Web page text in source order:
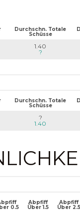
Durchschn. Totale
Schüsse
1.40
?
Durchschn. Totale
Schüsse
?
1.40
0.5
Abpfiff
Über 1.5
Abpfiff
Über 2.5